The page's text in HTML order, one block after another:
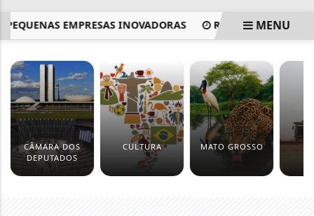
EMPRESAS INOVADORAS REDE LEGISLATIVA DE
MENU
CÂMARA DOS
DEPUTADOS
CULTURA MATO GROSSO